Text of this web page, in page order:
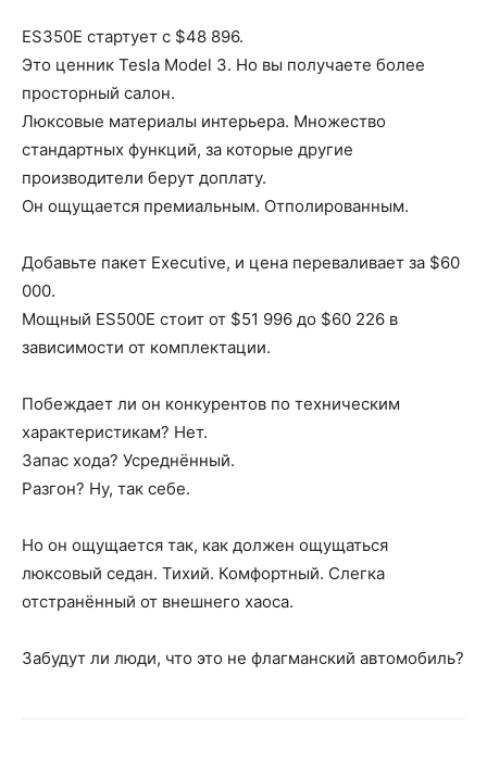
ES350E стартует с $48 896.
Это ценник Tesla Model 3. Но вы получаете более
просторный салон.
Люксовые материалы интерьера. Множество
стандартных функций, за которые другие
производители берут доплату.
Он ощущается премиальным. Отполированным.
Добавьте пакет Executive, и цена переваливает за $60
000.
Мощный ES500E стоит от $51 996 до $60 226 в
зависимости от комплектации.
Побеждает ли он конкурентов по техническим
характеристикам? Нет.
Запас хода? Усреднённый.
Разгон? Ну, так себе.
Но он ощущается так, как должен ощущаться
люксовый седан. Тихий. Комфортный. Слегка
отстранённый от внешнего хаоса.
Забудут ли люди, что это не флагманский автомобиль?